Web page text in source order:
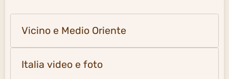
Vicino e Medio Oriente
Italia video e foto